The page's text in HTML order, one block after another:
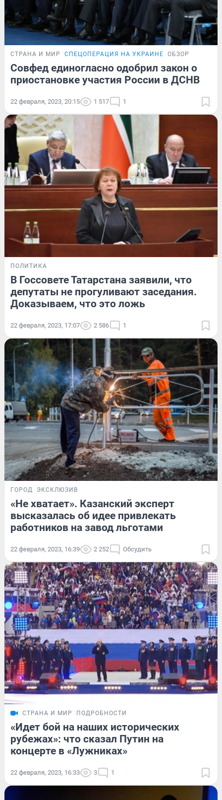
СТРАНА И МИР СПЕЦОПЕРАЦИЯ НА УКРАИНЕ ОБЗОР
Совфед единогласно одобрил закон о
приостановке участия России в ДСНВ
22 февраля, 2023, 20:15 1 517 1
ПОЛИТИКА
В Госсовете Татарстана заявили, что
депутаты не прогуливают заседания.
Доказываем, что это ложь
22 февраля, 2023, 17:07 2 586 1
ГОРОД ЭКСКЛЮЗИВ
«Не хватает». Казанский эксперт
высказалась об идее привлекать
работников на завод льготами
22 февраля, 2023, 16:39 2 252 Обсудить
СТРАНА И МИР ПОДРОБНОСТИ
«Идет бой на наших исторических
рубежах»: что сказал Путин на
концерте в «Лужниках»
22 февраля, 2023, 16:33 3 1